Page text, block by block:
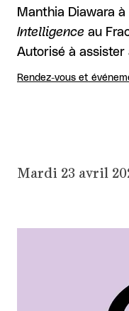
Manthia Diawara
Intelligence au
Autorisé à assister
Rendez-vous et
Mardi 23 avril